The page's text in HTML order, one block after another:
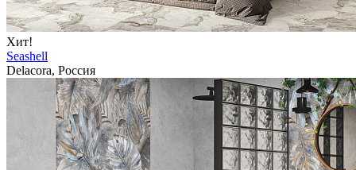
Хит!
Seashell
Delacora, Россия